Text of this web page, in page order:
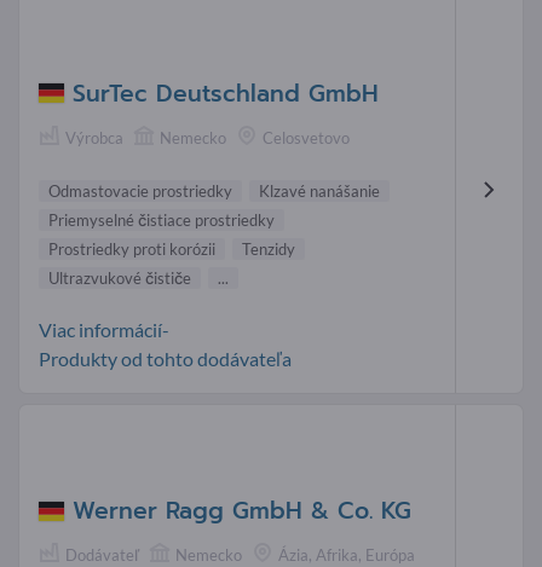
SurTec Deutschland GmbH
Výrobca Nemecko Celosvetovo
Odmastovacie prostriedky
Klzavé nanášanie
Priemyselné čistiace prostriedky
Prostriedky proti korózii
Tenzidy
Ultrazvukové čističe
...
Viac informácií-
Produkty od tohto dodávateľa
Werner Ragg GmbH & Co. KG
Dodávateľ Nemecko Ázia, Afrika, Európa